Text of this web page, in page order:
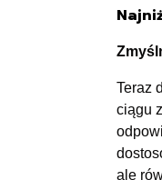
Teraz
ciągu
ale